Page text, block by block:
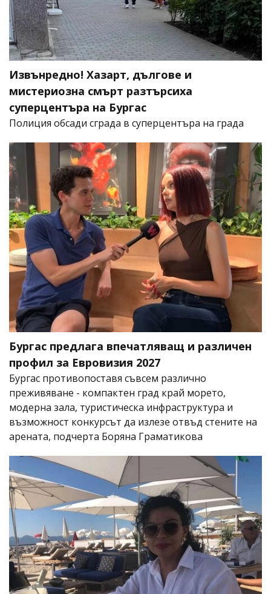
Извънредно! Хазарт, дългове и
мистериозна смърт разтърсиха
суперцентъра на Бургас
Полиция обсади сграда в суперцентъра на града
Бургас предлага впечатляващ и различен
профил за Евровизия 2027
Бургас противопоставя съвсем различно
преживяване - компактен град край морето,
модерна зала, туристическа инфраструктура и
възможност конкурсът да излезе отвъд стените на
арената, подчерта Боряна Граматикова